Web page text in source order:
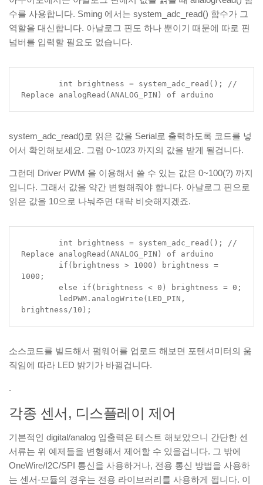
수를 사용합니다. Sming 에서는 system_adc_read() 함수가 그
역할을 대신합니다. 아날로그 핀도 하나 뿐이기 때문에 따로 핀
넘버를 입력할 필요도 없습니다.
Replace analogRead(ANALOG_PIN) of arduino
system_adc_read()로 읽은 값을 Serial로 출력하도록 코드를 넣
어서 확인해보세요. 그럼 0~1023 까지의 값을 받게 될겁니다.
그런데 Driver PWM 을 이용해서 쓸 수 있는 값은 0~100(?) 까지
입니다. 그래서 값을 약간 변형해줘야 합니다. 아날로그 핀으로
읽은 값을 10으로 나눠주면 대략 비슷해지겠죠.
Replace analogRead(ANALOG_PIN) of arduino
1000;
brightness/10);
소스코드를 빌드해서 펌웨어를 업로드 해보면 포텐셔미터의 움
직임에 따라 LED 밝기가 바뀔겁니다.
.
각종 센서, 디스플레이 제어
기본적인 digital/analog 입출력은 테스트 해보았으니 간단한 센
서류는 위 예제들을 변형해서 제어할 수 있을겁니다. 그 밖에
OneWire/I2C/SPI 통신을 사용하거나, 전용 통신 방법을 사용하
는 센서-모듈의 경우는 전용 라이브러리를 사용하게 됩니다. 이